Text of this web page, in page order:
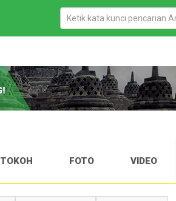
TOKOH FOTO VIDEO